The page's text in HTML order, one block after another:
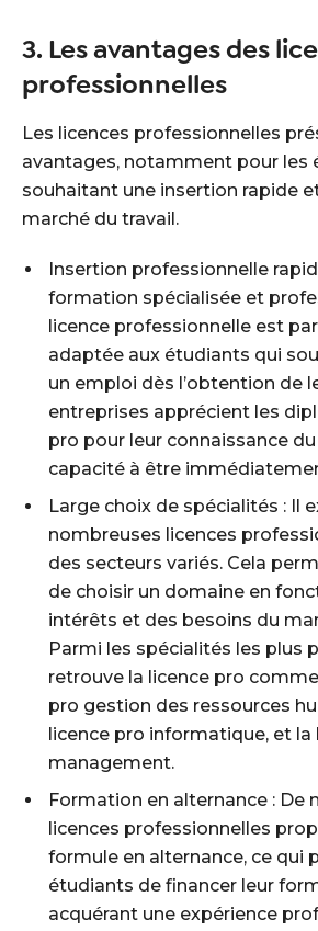
3. Les avantages des
professionnelles
Les licences professionnelles
avantages, notamment pour les
souhaitant une insertion rapide
marché du travail.
Insertion professionnelle
formation spécialisée et
licence professionnelle est
adaptée aux étudiants qui
un emploi dès l’obtention de
entreprises apprécient les
pro pour leur connaissance
capacité à être
Large choix de spécialités : Il
nombreuses licences
des secteurs variés. Cela
de choisir un domaine en
intérêts et des besoins du
Parmi les spécialités les plus
retrouve la licence pro
pro gestion des ressources
licence pro informatique, et la
management.
Formation en alternance : De
licences professionnelles
formule en alternance, ce qui
étudiants de financer leur
acquérant une expérience